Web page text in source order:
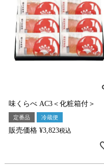
味くらべ AC3＜化粧箱付＞
定番品 冷蔵便
販売価格 ¥3,823税込